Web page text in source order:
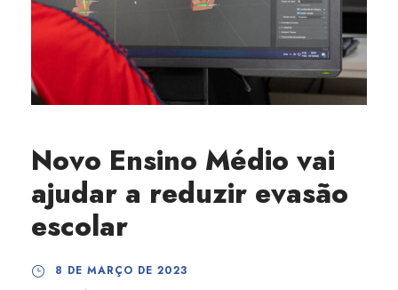
Novo Ensino Médio vai
ajudar a reduzir evasão
escolar
8 DE MARÇO DE 2023